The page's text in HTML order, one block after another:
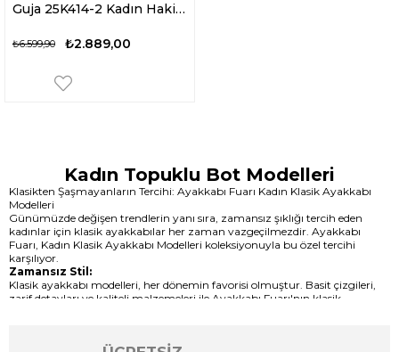
Guja 25K414-2 Kadın Hakiki Deri Topuklu Bot Siyah
₺2.889,00
₺6.599,90
Kadın Topuklu Bot Modelleri
Klasikten Şaşmayanların Tercihi: Ayakkabı Fuarı Kadın Klasik Ayakkabı
Modelleri
Günümüzde değişen trendlerin yanı sıra, zamansız şıklığı tercih eden
kadınlar için klasik ayakkabılar her zaman vazgeçilmezdir. Ayakkabı
Fuarı, Kadın Klasik Ayakkabı Modelleri koleksiyonuyla bu özel tercihi
karşılıyor.
Zamansız Stil:
Klasik ayakkabı modelleri, her dönemin favorisi olmuştur. Basit çizgileri,
zarif detayları ve kaliteli malzemeleri ile Ayakkabı Fuarı'nın klasik